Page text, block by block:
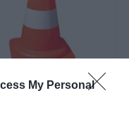
My Personal
σήμανσης 50cm